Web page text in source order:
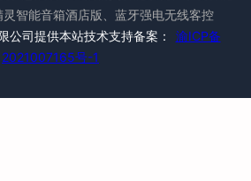
智能音箱酒店版、蓝牙强电无线客控
公司提供本站技术支持备案：
渝ICP备
2021007165号-1